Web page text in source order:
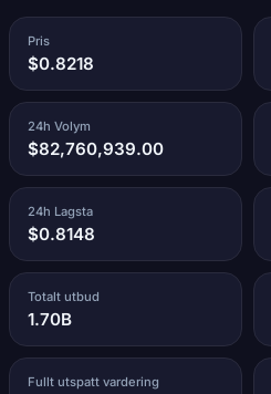
Pris
$0.8218
24h Volym
$82,760,939.00
24h Lagsta
$0.8148
Totalt utbud
1.70B
Fullt utspatt vardering